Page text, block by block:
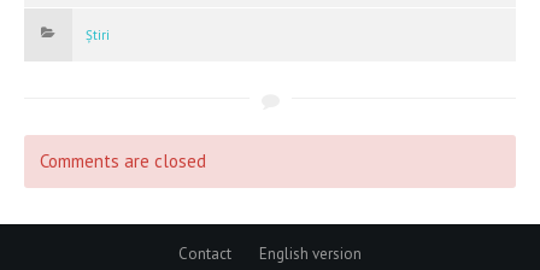
Știri
Comments are closed
Contact
English version